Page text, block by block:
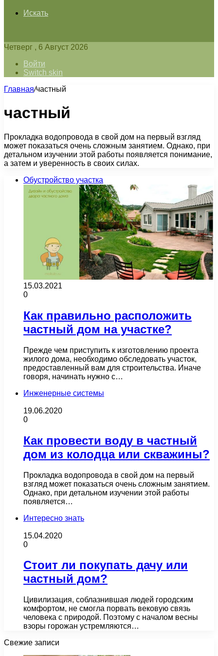
Искать
Четверг , 6 Август 2026
Войти
Switch skin
Главная/частный
частный
Прокладка водопровода в свой дом на первый взгляд
может показаться очень сложным занятием. Однако, при
детальном изучении этой работы появляется понимание,
а затем и уверенность в своих силах.
Обустройство участка
15.03.2021
0
Как правильно расположить
частный дом на участке?
Прежде чем приступить к изготовлению проекта
жилого дома, необходимо обследовать участок,
предоставленный вам для строительства. Иначе
говоря, начинать нужно с…
Инженерные системы
19.06.2020
0
Как провести воду в частный
дом из колодца или скважины?
Прокладка водопровода в свой дом на первый
взгляд может показаться очень сложным занятием.
Однако, при детальном изучении этой работы
появляется…
Интересно знать
15.04.2020
0
Стоит ли покупать дачу или
частный дом?
Цивилизация, соблазнившая людей городским
комфортом, не смогла порвать вековую связь
человека с природой. Поэтому с началом весны
взоры горожан устремляются…
Свежие записи